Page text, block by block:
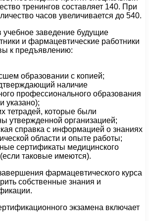
тренингов составляет 140. При
часов увеличивается до 540.
учебное заведение будущие
и фармацевтические работники
к предъявлению:
образовании с копией;
наличие
профессионального образования
указано);
тетрадей, которые были
утвержденной организацией;
справка с информацией о знаниях
области и опыте работы;
сертификаты медицинского
таковые имеются).
фармацевтического курса
собственные знания и
экзамена включает